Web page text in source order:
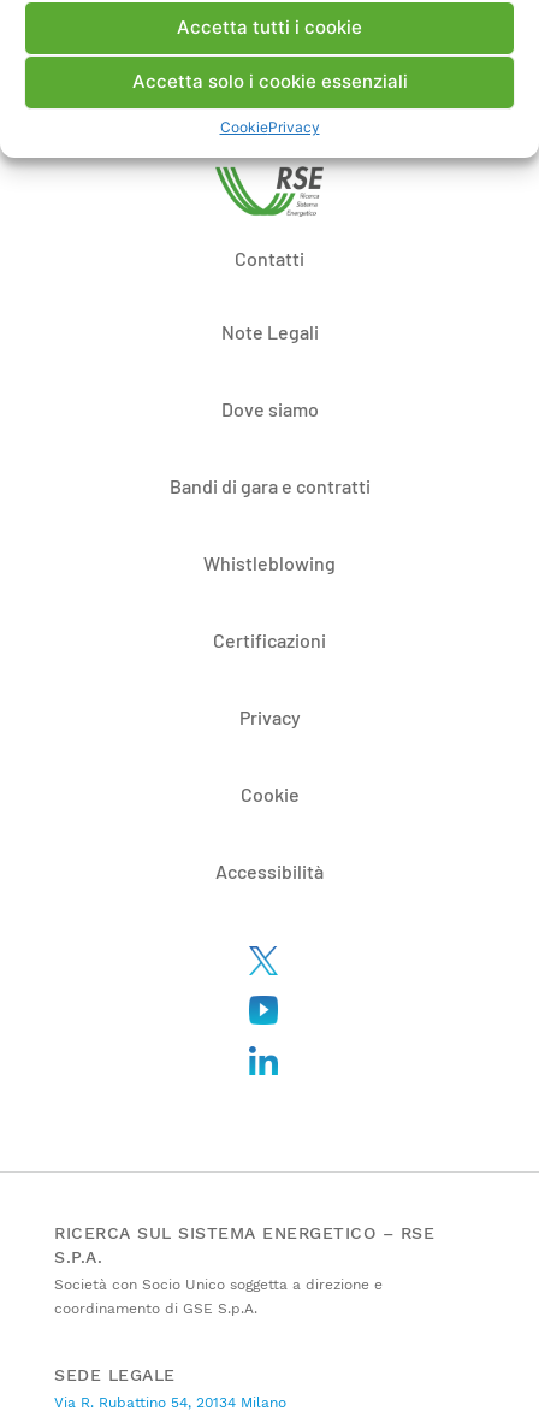
Accetta tutti i cookie
Accetta solo i cookie essenziali
CookiePrivacy
Pubblica un commento
Contatti
Note Legali
Dove siamo
Bandi di gara e contratti
Whistleblowing
Certificazioni
Privacy
Cookie
Accessibilità
RICERCA SUL SISTEMA ENERGETICO – RSE
S.P.A.
Società con Socio Unico soggetta a direzione e
coordinamento di GSE S.p.A.
SEDE LEGALE
Via R. Rubattino 54, 20134 Milano